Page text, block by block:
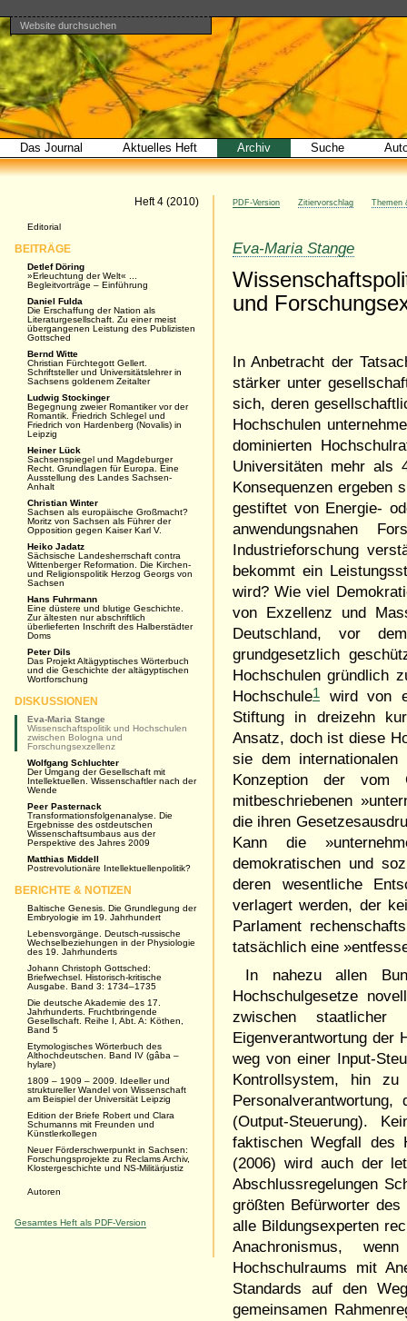
Direkt
zum
Inhalt
|
Direkt
zur
Navigation
Benutzerspezifische
Werkzeuge
Website durchsuchen
Erweiterte
Suche…
Bereiche
Das Journal Aktuelles Heft Archiv Suche
PDF-Version Zitiervorschlag Themen
Eva-Maria Stange
und
In Anbetracht der
stärker unter
sich, deren
Hochschulen
dominierten
Universitäten mehr als
Konsequenzen ergeben
gestiftet von Energie-
anwendungsnahen
Industrieforschung
bekommt ein
wird? Wie viel
von Exzellenz und
Deutschland, vor
grundgesetzlich
Hochschulen gründlich
Hochschule1
wird von
Stiftung in dreizehn
Ansatz, doch ist diese
sie dem
Konzeption der vom
mitbeschriebenen
die ihren
Kann die
demokratischen und
deren wesentliche
verlagert werden, der
Parlament
tatsächlich eine
In nahezu allen
Hochschulgesetze
zwischen staatlicher
Eigenverantwortung der
weg von einer Input-
Kontrollsystem, hin zu
(Output-Steuerung).
faktischen Wegfall des
(2006) wird auch der
Abschlussregelungen
größten Befürworter
alle Bildungsexperten
Anachronismus,
Hochschulraums mit
Standards auf den
gemeinsamen
Heft 4 (2010)
Editorial
BEITRÄGE
Detlef Döring
»Erleuchtung der Welt« ...
Begleitvorträge – Einführung
Daniel Fulda
Die Erschaffung der Nation als
Literaturgesellschaft. Zu einer meist
übergangenen Leistung des Publizisten
Gottsched
Bernd Witte
Christian Fürchtegott Gellert.
Schriftsteller und Universitätslehrer in
Sachsens goldenem Zeitalter
Ludwig Stockinger
Begegnung zweier Romantiker vor der
Romantik. Friedrich Schlegel und
Friedrich von Hardenberg (Novalis) in
Leipzig
Heiner Lück
Sachsenspiegel und Magdeburger
Recht. Grundlagen für Europa. Eine
Ausstellung des Landes Sachsen-
Anhalt
Christian Winter
Sachsen als europäische Großmacht?
Moritz von Sachsen als Führer der
Opposition gegen Kaiser Karl V.
Heiko Jadatz
Sächsische Landesherrschaft contra
Wittenberger Reformation. Die Kirchen-
und Religionspolitik Herzog Georgs von
Sachsen
Hans Fuhrmann
Eine düstere und blutige Geschichte.
Zur ältesten nur abschriftlich
überlieferten Inschrift des Halberstädter
Doms
Peter Dils
Das Projekt Altägyptisches Wörterbuch
und die Geschichte der altägyptischen
Wortforschung
DISKUSSIONEN
Eva-Maria Stange
Wissenschaftspolitik und Hochschulen
zwischen Bologna und
Forschungsexzellenz
Wolfgang Schluchter
Der Umgang der Gesellschaft mit
Intellektuellen. Wissenschaftler nach der
Wende
Peer Pasternack
Transformationsfolgenanalyse. Die
Ergebnisse des ostdeutschen
Wissenschaftsumbaus aus der
Perspektive des Jahres 2009
Matthias Middell
Postrevolutionäre Intellektuellenpolitik?
BERICHTE & NOTIZEN
Baltische Genesis. Die Grundlegung der
Embryologie im 19. Jahrhundert
Lebensvorgänge. Deutsch-russische
Wechselbeziehungen in der Physiologie
des 19. Jahrhunderts
Johann Christoph Gottsched:
Briefwechsel. Historisch-kritische
Ausgabe. Band 3: 1734–1735
Die deutsche Akademie des 17.
Jahrhunderts. Fruchtbringende
Gesellschaft. Reihe I, Abt. A: Köthen,
Band 5
Etymologisches Wörterbuch des
Althochdeutschen. Band IV (gâba –
hylare)
1809 – 1909 – 2009. Ideeller und
struktureller Wandel von Wissenschaft
am Beispiel der Universität Leipzig
Edition der Briefe Robert und Clara
Schumanns mit Freunden und
Künstlerkollegen
Neuer Förderschwerpunkt in Sachsen:
Forschungsprojekte zu Reclams Archiv,
Klostergeschichte und NS-Militärjustiz
Autoren
Gesamtes Heft als PDF-Version